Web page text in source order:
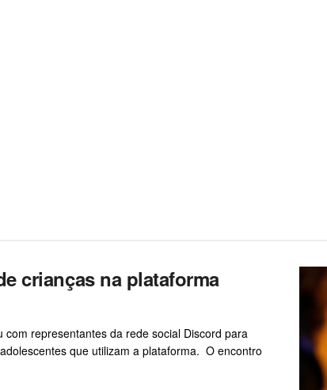
crianças na plataforma
representantes da rede social Discord para
que utilizam a plataforma. O encontro